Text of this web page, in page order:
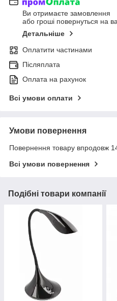
Ви отримаєте замовлення
або гроші повернуться на
Детальніше
Оплатити частинами
Післяплата
Оплата на рахунок
Всі умови оплати
Умови повернення
Повернення товару впродовж
Всі умови повернення
Подібні товари компанії